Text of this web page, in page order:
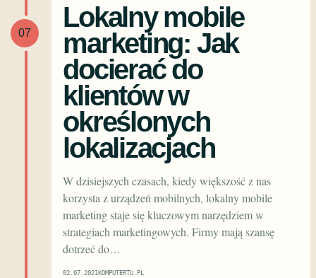
07
Lokalny mobile
marketing: Jak
docierać do
klientów w
określonych
lokalizacjach
W dzisiejszych czasach, kiedy większość z nas
korzysta z urządzeń mobilnych, lokalny mobile
marketing staje się kluczowym narzędziem w
strategiach marketingowych. Firmy mają szansę
dotrzeć do…
02.07.2021KOMPUTERTU.PL